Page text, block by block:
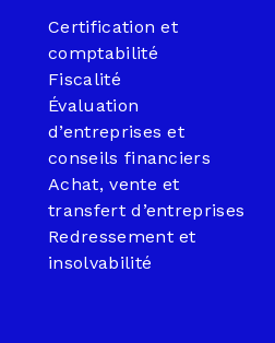
Certification et
comptabilité
Fiscalité
Évaluation
d’entreprises et
conseils financiers
Achat, vente et
transfert d’entreprises
Redressement et
insolvabilité